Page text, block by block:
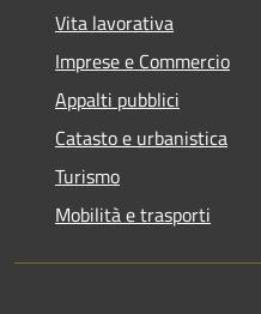
Vita lavorativa
Imprese e Commercio
Appalti pubblici
Catasto e urbanistica
Turismo
Mobilità e trasporti